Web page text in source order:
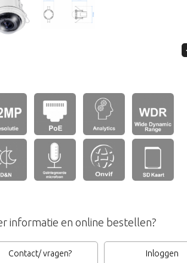
informatie en online bestellen?
Contact/ vragen? Inloggen